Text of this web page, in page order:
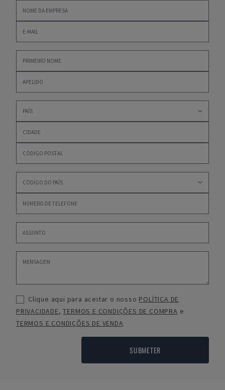
Clique aqui para aceitar o nosso POLÍTICA DE
PRIVACIDADE,TERMOS E CONDIÇÕES DE COMPRA e
TERMOS E CONDIÇÕES DE VENDA
SUBMETER